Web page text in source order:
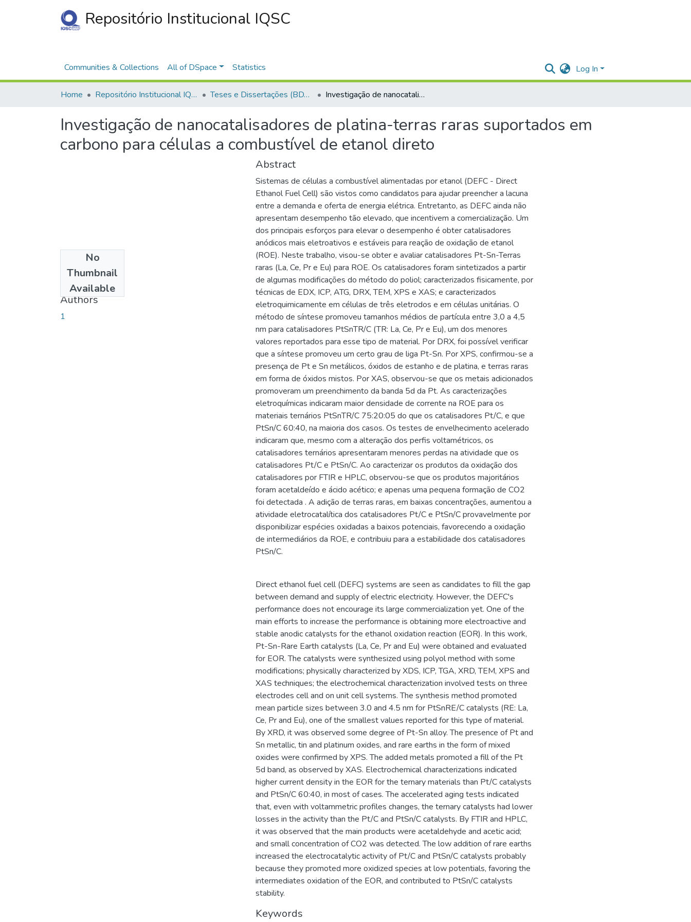
Repositório Institucional IQSC
Communities & Collections All of DSpace Statistics Log In
Home Repositório Institucional IQSC Teses e Dissertações (BDTD USP) Investigação de nanocatalisadores de platina-terras raras suportados em carbono para células a combustível de etanol direto
Investigação de nanocatalisadores de platina-terras raras suportados em
carbono para células a combustível de etanol direto
No
Thumbnail
Available
2017-10-23
Authors
1
Abstract
Sistemas de células a combustível alimentadas por etanol (DEFC - Direct
Ethanol Fuel Cell) são vistos como candidatos para ajudar preencher a lacuna
entre a demanda e oferta de energia elétrica. Entretanto, as DEFC ainda não
apresentam desempenho tão elevado, que incentivem a comercialização. Um
dos principais esforços para elevar o desempenho é obter catalisadores
anódicos mais eletroativos e estáveis para reação de oxidação de etanol
(ROE). Neste trabalho, visou-se obter e avaliar catalisadores Pt-Sn-Terras
raras (La, Ce, Pr e Eu) para ROE. Os catalisadores foram sintetizados a partir
de algumas modificações do método do poliol; caracterizados fisicamente, por
técnicas de EDX, ICP, ATG, DRX, TEM, XPS e XAS; e caracterizados
eletroquimicamente em células de três eletrodos e em células unitárias. O
método de síntese promoveu tamanhos médios de partícula entre 3,0 a 4,5
nm para catalisadores PtSnTR/C (TR: La, Ce, Pr e Eu), um dos menores
valores reportados para esse tipo de material. Por DRX, foi possível verificar
que a síntese promoveu um certo grau de liga Pt-Sn. Por XPS, confirmou-se a
presença de Pt e Sn metálicos, óxidos de estanho e de platina, e terras raras
em forma de óxidos mistos. Por XAS, observou-se que os metais adicionados
promoveram um preenchimento da banda 5d da Pt. As caracterizações
eletroquímicas indicaram maior densidade de corrente na ROE para os
materiais ternários PtSnTR/C 75:20:05 do que os catalisadores Pt/C, e que
PtSn/C 60:40, na maioria dos casos. Os testes de envelhecimento acelerado
indicaram que, mesmo com a alteração dos perfis voltamétricos, os
catalisadores ternários apresentaram menores perdas na atividade que os
catalisadores Pt/C e PtSn/C. Ao caracterizar os produtos da oxidação dos
catalisadores por FTIR e HPLC, observou-se que os produtos majoritários
foram acetaldeído e ácido acético; e apenas uma pequena formação de CO2
foi detectada . A adição de terras raras, em baixas concentrações, aumentou a
atividade eletrocatalítica dos catalisadores Pt/C e PtSn/C provavelmente por
disponibilizar espécies oxidadas a baixos potenciais, favorecendo a oxidação
de intermediários da ROE, e contribuiu para a estabilidade dos catalisadores
PtSn/C.
Direct ethanol fuel cell (DEFC) systems are seen as candidates to fill the gap
between demand and supply of electric electricity. However, the DEFC's
performance does not encourage its large commercialization yet. One of the
main efforts to increase the performance is obtaining more electroactive and
stable anodic catalysts for the ethanol oxidation reaction (EOR). In this work,
Pt-Sn-Rare Earth catalysts (La, Ce, Pr and Eu) were obtained and evaluated
for EOR. The catalysts were synthesized using polyol method with some
modifications; physically characterized by XDS, ICP, TGA, XRD, TEM, XPS and
XAS techniques; the electrochemical characterization involved tests on three
electrodes cell and on unit cell systems. The synthesis method promoted
mean particle sizes between 3.0 and 4.5 nm for PtSnRE/C catalysts (RE: La,
Ce, Pr and Eu), one of the smallest values reported for this type of material.
By XRD, it was observed some degree of Pt-Sn alloy. The presence of Pt and
Sn metallic, tin and platinum oxides, and rare earths in the form of mixed
oxides were confirmed by XPS. The added metals promoted a fill of the Pt
5d band, as observed by XAS. Electrochemical characterizations indicated
higher current density in the EOR for the ternary materials than Pt/C catalysts
and PtSn/C 60:40, in most of cases. The accelerated aging tests indicated
that, even with voltammetric profiles changes, the ternary catalysts had lower
losses in the activity than the Pt/C and PtSn/C catalysts. By FTIR and HPLC,
it was observed that the main products were acetaldehyde and acetic acid;
and small concentration of CO2 was detected. The low addition of rare earths
increased the electrocatalytic activity of Pt/C and PtSn/C catalysts probably
because they promoted more oxidized species at low potentials, favoring the
intermediates oxidation of the EOR, and contributed to PtSn/C catalysts
stability.
Keywords